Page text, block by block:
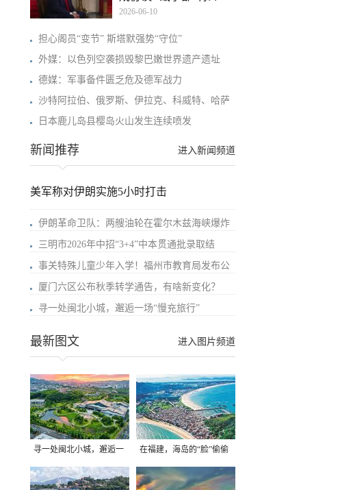
2026-06-10
担心阁员“变节” 斯塔默强势“守位”
外媒：以色列空袭损毁黎巴嫩世界遗产遗址
德媒：军事备件匮乏危及德军战力
沙特阿拉伯、俄罗斯、伊拉克、科威特、哈萨
日本鹿儿岛县樱岛火山发生连续喷发
进入新闻频道
新闻推荐
美军称对伊朗实施5小时打击
伊朗革命卫队：两艘油轮在霍尔木兹海峡爆炸
三明市2026年中招“3+4”中本贯通批录取结
事关特殊儿童少年入学！福州市教育局发布公
厦门六区公布秋季转学通告，有啥新变化？
寻一处闽北小城，邂逅一场“慢充旅行”
进入图片频道
最新图文
寻一处闽北小城，邂逅一
场“慢充旅行”
在福建，海岛的“脸”偷偷
在改变